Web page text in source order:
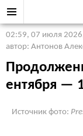
02:59, 07 июля 2026
автор: Антонов
ентября —
Источник фото: